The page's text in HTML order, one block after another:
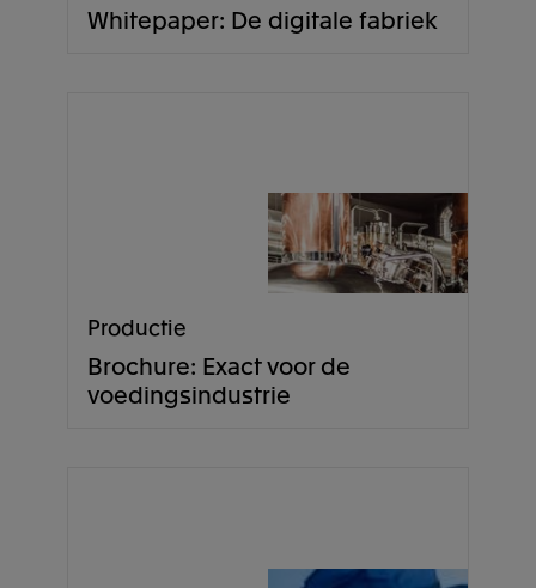
Whitepaper: De digitale fabriek
Productie
Brochure: Exact voor de
voedingsindustrie